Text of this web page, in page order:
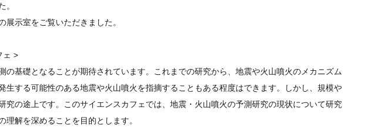
。
示室をご覧いただきました。
ェ >
の基礎となることが期待されています。これまでの研究から、地震や火山噴火のメカニズム
生する可能性のある地震や火山噴火を指摘することもある程度はできます。しかし、規模や
究の途上です。このサイエンスカフェでは、地震・火山噴火の予測研究の現状について研究
解を深めることを目的とします。